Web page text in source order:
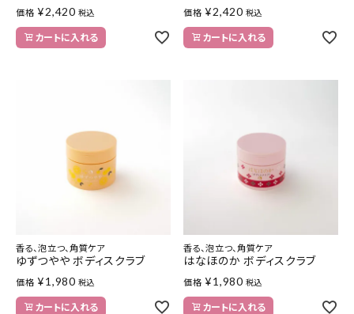
価格 ¥2,420 税込
カートに入れる
価格 ¥2,420 税込
カートに入れる
香る、泡立つ、角質ケア
ゆずつやや ボディスクラブ
価格 ¥1,980 税込
カートに入れる
香る、泡立つ、角質ケア
はなほのか ボディスクラブ
価格 ¥1,980 税込
カートに入れる